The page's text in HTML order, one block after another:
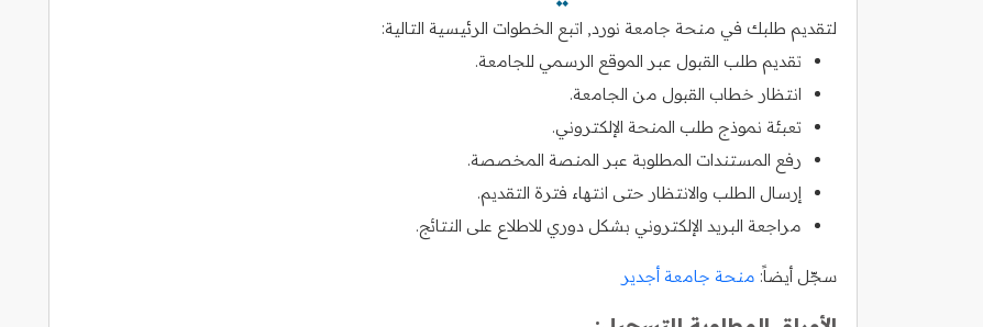
لتقديم طلبك في منحة جامعة نورد, اتبع الخطوات الرئيسية التالية:
تقديم طلب القبول عبر الموقع الرسمي للجامعة.
انتظار خطاب القبول من الجامعة.
تعبئة نموذج طلب المنحة الإلكتروني.
رفع المستندات المطلوبة عبر المنصة المخصصة.
إرسال الطلب والانتظار حتى انتهاء فترة التقديم.
مراجعة البريد الإلكتروني بشكل دوري للاطلاع على النتائج.
سجّل أيضاً: منحة جامعة أجدير